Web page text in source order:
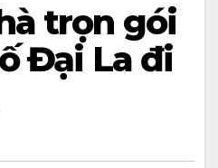
trọn gói
Đại La đi